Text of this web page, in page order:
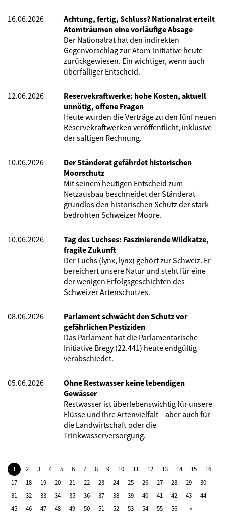
16.06.2026
Achtung, fertig, Schluss? Nationalrat erteilt
Atomträumen eine vorläufige Absage
Der Nationalrat hat den indirekten
Gegenvorschlag zur Atom-Initiative heute
zurückgewiesen. Ein wichtiger, wenn auch
überfälliger Entscheid.
12.06.2026
Reservekraftwerke: hohe Kosten, aktuell
unnötig, offene Fragen
Heute wurden die Verträge zu den fünf neuen
Reservekraftwerken veröffentlicht, inklusive
der saftigen Rechnung.
10.06.2026
Der Ständerat gefährdet historischen
Moorschutz
Mit seinem heutigen Entscheid zum
Netzausbau beschneidet der Ständerat
grundlos den historischen Schutz der stark
bedrohten Schweizer Moore.
10.06.2026
Tag des Luchses: Faszinierende Wildkatze,
fragile Zukunft
Der Luchs (lynx, lynx) gehört zur Schweiz. Er
bereichert unsere Natur und steht für eine
der wenigen Erfolgsgeschichten des
Schweizer Artenschutzes.
08.06.2026
Parlament schwächt den Schutz vor
gefährlichen Pestiziden
Das Parlament hat die Parlamentarische
Initiative Bregy (22.441) heute endgültig
verabschiedet.
05.06.2026
Ohne Restwasser keine lebendigen
Gewässer
Restwasser ist überlebenswichtig für unsere
Flüsse und ihre Artenvielfalt – aber auch für
die Landwirtschaft oder die
Trinkwasserversorgung.
1 2 3 4 5 6 7 8 9 10 11 12 13 14 15
16
17
18 19 20 21 22 23 24 25 26 27 28 29
30
31
32 33 34 35 36 37 38 39 40 41 42 43
44
45
46 47 48 49 50 51 52 53 54 55 56